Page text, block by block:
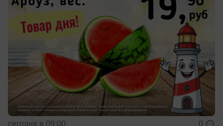
сегодня в 09:00 0